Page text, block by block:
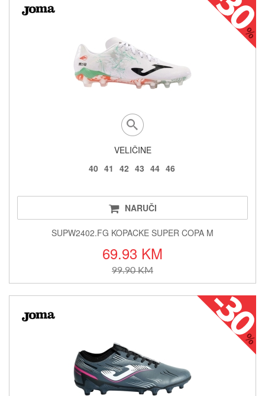
VELIČINE
40 41 42 43 44 46
NARUČI
SUPW2402.FG KOPACKE SUPER COPA M
69.93 KM
99.90 KM